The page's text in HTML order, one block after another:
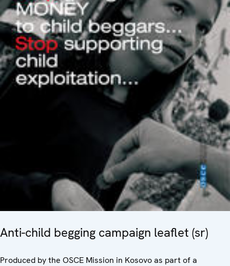
Anti-child begging campaign leaflet (sr)
Produced by the OSCE Mission in Kosovo as part of a